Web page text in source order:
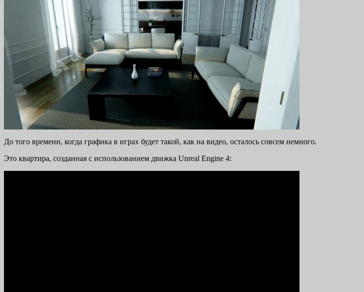
До того времени, когда графика в играх будет такой, как на видео, осталось совсем немного.
Это квартира, созданная с использованием движка Unreal Engine 4: